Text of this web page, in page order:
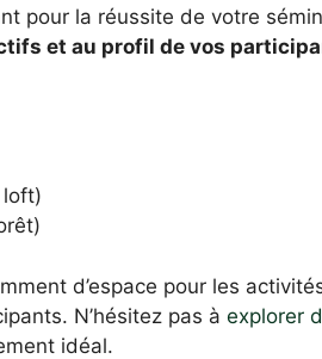
pour la réussite de votre
et au profil de vos
d’espace pour les
N’hésitez pas à explorer
idéal.